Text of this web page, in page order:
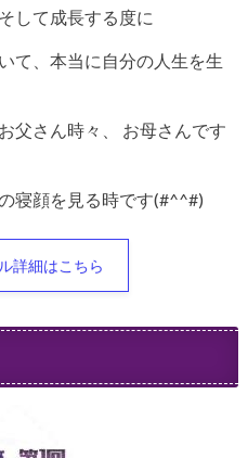
して成長する度に
て、本当に自分の人生を生
父さん時々、
お母さんです
寝顔を見る時です(#^^#)
詳細はこちら